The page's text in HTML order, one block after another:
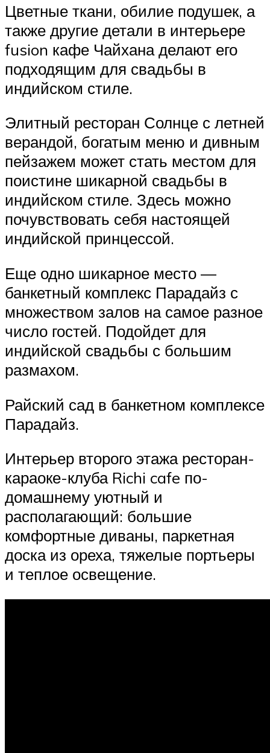
Цветные ткани, обилие подушек, а
также другие детали в интерьере
fusion кафе Чайхана делают его
подходящим для свадьбы в
индийском стиле.
Элитный ресторан Солнце с летней
верандой, богатым меню и дивным
пейзажем может стать местом для
поистине шикарной свадьбы в
индийском стиле. Здесь можно
почувствовать себя настоящей
индийской принцессой.
Еще одно шикарное место —
банкетный комплекс Парадайз с
множеством залов на самое разное
число гостей. Подойдет для
индийской свадьбы с большим
размахом.
Райский сад в банкетном комплексе
Парадайз.
Интерьер второго этажа ресторан-
караоке-клуба Richi cafe по-
домашнему уютный и
располагающий: большие
комфортные диваны, паркетная
доска из ореха, тяжелые портьеры
и теплое освещение.